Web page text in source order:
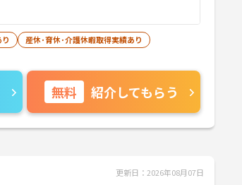
産休･育休･介護休暇取得実績あり
無料 紹介してもらう
更新日：2026年08月07日